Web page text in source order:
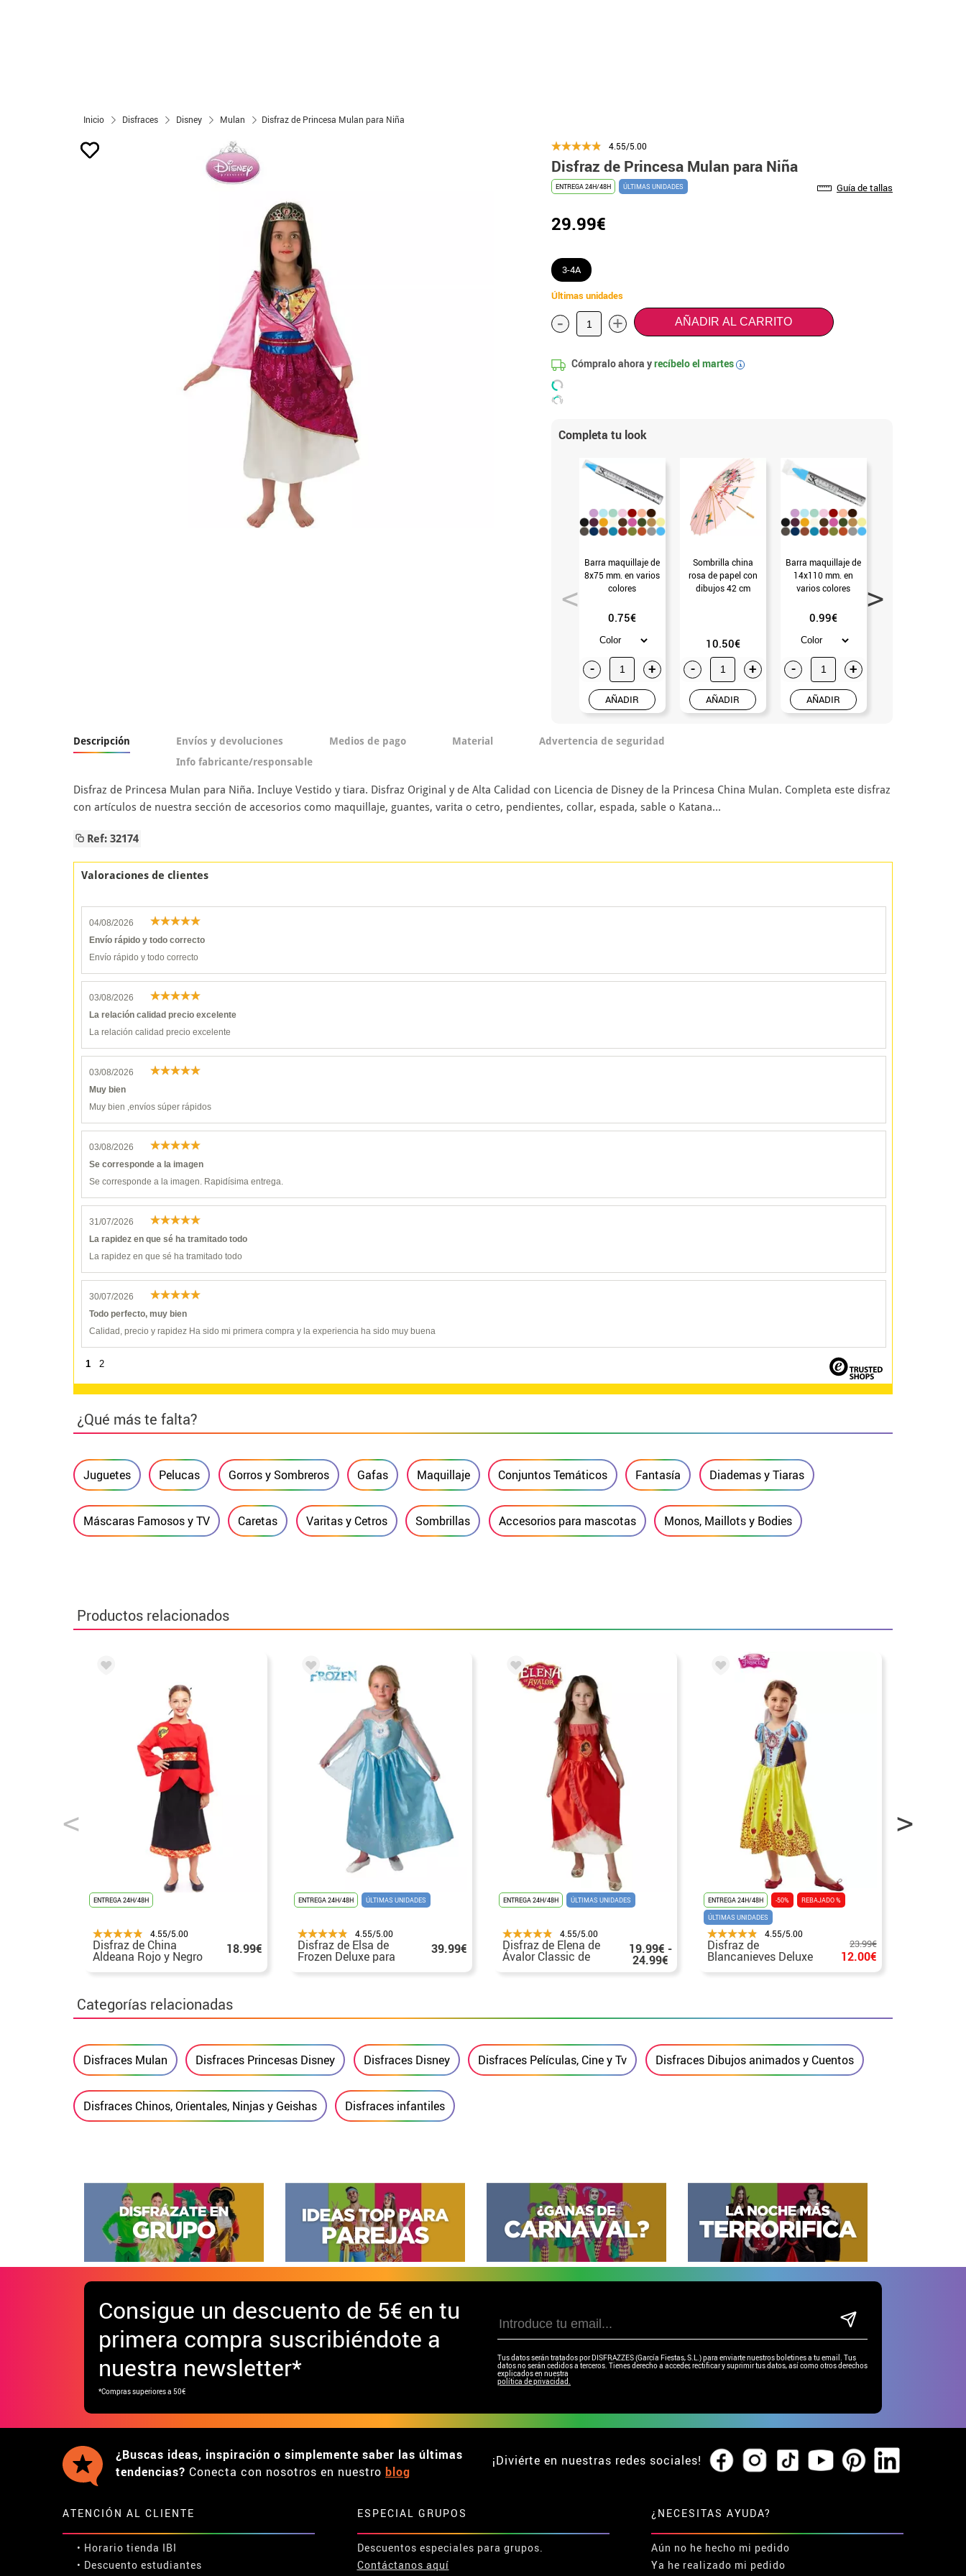
Inicio Disfraces Disney Mulan Disfraz de Princesa Mulan para Niña
4.55/5.00
Disfraz de Princesa Mulan para Niña
ENTREGA 24H/48H ÚLTIMAS UNIDADES Guía de tallas
29.99€
3-4A
Últimas unidades
- + AÑADIR AL CARRITO
Cómpralo ahora yrecíbelo el martes i
Completa tu look
Barra maquillaje de
8x75 mm. en varios
colores
0.75€
- +
AÑADIR
Sombrilla china
rosa de papel con
dibujos 42 cm
10.50€
- +
AÑADIR
Barra maquillaje de
14x110 mm. en
varios colores
0.99€
- +
AÑADIR
Descripción Envíos y devoluciones Medios de pago Material
Advertencia de seguridad
Info fabricante/responsable
Disfraz de Princesa Mulan para Niña. Incluye Vestido y tiara. Disfraz Original y de Alta Calidad con Licencia de Disney de la Princesa China Mulan. Completa este disfraz
con artículos de nuestra sección de accesorios como maquillaje, guantes, varita o cetro, pendientes, collar, espada, sable o Katana...
Ref: 32174
Valoraciones de clientes
04/08/2026
Envío rápido y todo correcto
Envío rápido y todo correcto
03/08/2026
La relación calidad precio excelente
La relación calidad precio excelente
03/08/2026
Muy bien
Muy bien ,envíos súper rápidos
03/08/2026
Se corresponde a la imagen
Se corresponde a la imagen. Rapidísima entrega.
31/07/2026
La rapidez en que sé ha tramitado todo
La rapidez en que sé ha tramitado todo
30/07/2026
Todo perfecto, muy bien
Calidad, precio y rapidez Ha sido mi primera compra y la experiencia ha sido muy buena
1 2
¿Qué más te falta?
Juguetes Pelucas Gorros y Sombreros Gafas Maquillaje Conjuntos Temáticos Fantasía Diademas y Tiaras
Máscaras Famosos y TV Caretas Varitas y Cetros Sombrillas Accesorios para mascotas Monos, Maillots y Bodies
Productos relacionados
ENTREGA 24H/48H
4.55/5.00
Disfraz de China
Aldeana Rojo y Negro 18.99€
ENTREGA 24H/48H ÚLTIMAS UNIDADES
4.55/5.00
Disfraz de Elsa de
Frozen Deluxe para 39.99€
ENTREGA 24H/48H ÚLTIMAS UNIDADES
4.55/5.00
Disfraz de Elena de
Ávalor Classic de 19.99€ -
24.99€
ENTREGA 24H/48H -50%
REBAJADO %
ÚLTIMAS UNIDADES
4.55/5.00
Disfraz de
Blancanieves Deluxe
23.99€
12.00€
Categorías relacionadas
Disfraces Mulan Disfraces Princesas Disney Disfraces Disney Disfraces Películas, Cine y Tv Disfraces Dibujos animados y Cuentos
Disfraces Chinos, Orientales, Ninjas y Geishas Disfraces infantiles
Consigue un descuento de 5€ en tu
primera compra suscribiéndote a
nuestra newsletter*
*Compras superiores a 50€
Tus datos serán tratados por DISFRAZZES (García Fiestas, S.L.) para enviarte nuestros boletines a tu email. Tus
datos no serán cedidos a terceros. Tienes derecho a acceder, rectificar y suprimir tus datos, así como otros derechos
explicados en nuestra
política de privacidad.
¿Buscas ideas, inspiración o simplemente saber las últimas
tendencias? Conecta con nosotros en nuestro blog
¡Diviérte en nuestras redes sociales!
ATENCIÓN AL CLIENTE
• Horario tienda IBI
• Descuento estudiantes
ESPECIAL GRUPOS
Descuentos especiales para grupos.
Contáctanos aquí
¿NECESITAS AYUDA?
Aún no he hecho mi pedido
Ya he realizado mi pedido